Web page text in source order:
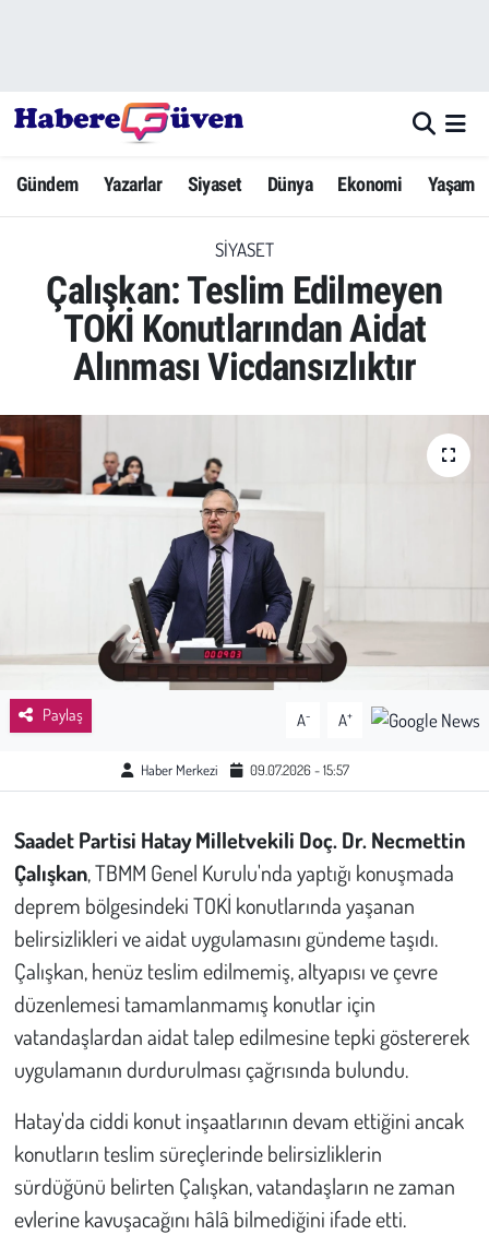
Gündem Yazarlar Siyaset Dünya Ekonomi Yaşam
SIYASET
Çalışkan: Teslim Edilmeyen
TOKİ Konutlarından Aidat
Alınması Vicdansızlıktır
Paylaş A- A+
Haber Merkezi 09.07.2026 - 15:57
Saadet Partisi Hatay Milletvekili Doç. Dr. Necmettin
Çalışkan, TBMM Genel Kurulu'nda yaptığı konuşmada
deprem bölgesindeki TOKİ konutlarında yaşanan
belirsizlikleri ve aidat uygulamasını gündeme taşıdı.
Çalışkan, henüz teslim edilmemiş, altyapısı ve çevre
düzenlemesi tamamlanmamış konutlar için
vatandaşlardan aidat talep edilmesine tepki göstererek
uygulamanın durdurulması çağrısında bulundu.
Hatay'da ciddi konut inşaatlarının devam ettiğini ancak
konutların teslim süreçlerinde belirsizliklerin
sürdüğünü belirten Çalışkan, vatandaşların ne zaman
evlerine kavuşacağını hâlâ bilmediğini ifade etti.
Yazarlar
Dünya
Ekonomi
Yaşam
Yerel Haberler
Eğitim
Emek
Spor
Bilim - Teknoloji
İnsan Hakları
Hayvan Hakları
Çevre
Galeri
Günün İçinden
Vefat İlanları
Hava Durumu
Trafik Durumu
Süper Lig Puan Durumu ve Fikstür
Tüm Manşetler
Son Dakika Haberleri
Haber Arşivi